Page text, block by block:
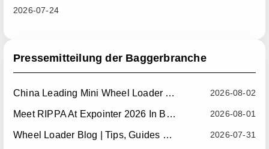
2026-07-24
Pressemitteilung der Baggerbranche
2026-08-02
China Leading Mini Wheel Loader Supplier: Reliable Compact Wheel Loaders For Global Markets
2026-08-01
Meet RIPPA At Expointer 2026 In Brazil
2026-07-31
Wheel Loader Blog | Tips, Guides & Attachments